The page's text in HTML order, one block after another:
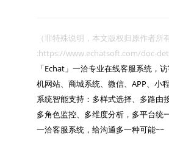
（非特殊说明，本文版权归原作者所
:https://www.echatsoft.com/doc-
「Echat」一洽专业在线客服系统，
机网站、商城系统、微信、APP、小
系统智能支持：多样式选择、多路由
多角色监控、多维度分析，多平台统
一洽客服系统，给沟通多一种可能~~